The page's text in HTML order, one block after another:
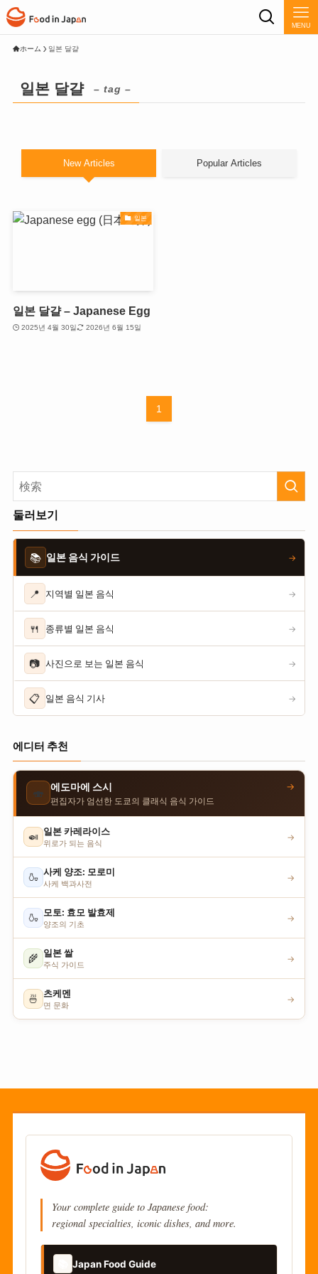
MENU
ホーム 일본 달걀
일본 달걀 – tag –
New Articles Popular Articles
일본
일본 달걀 – Japanese Egg
2025년 4월 30일 2026년 6월 15일
1
둘러보기
📚 일본 음식 가이드 →
📍 지역별 일본 음식 →
🍴 종류별 일본 음식 →
📷 사진으로 보는 일본 음식 →
📋 일본 음식 기사 →
에디터 추천
🍣 에도마에 스시
편집자가 엄선한 도쿄의 클래식 음식 가이드
→
🍛 일본 카레라이스
위로가 되는 음식
→
🍶 사케 양조: 모로미
사케 백과사전
→
🍶 모토: 효모 발효제
양조의 기초
→
🌾 일본 쌀
주식 가이드
→
🍜 츠케멘
면 문화
→
Your complete guide to Japanese food:
regional specialties, iconic dishes, and more.
Japan Food Guide